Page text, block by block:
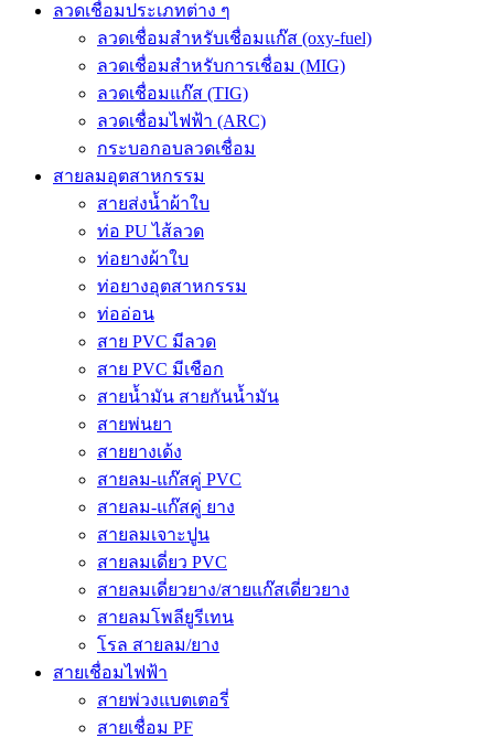
ลวดเชื่อมประเภทต่าง ๆ
ลวดเชื่อมสำหรับเชื่อมแก๊ส (oxy-fuel)
ลวดเชื่อมสำหรับการเชื่อม (MIG)
ลวดเชื่อมแก๊ส (TIG)
ลวดเชื่อมไฟฟ้า (ARC)
กระบอกอบลวดเชื่อม
สายลมอุตสาหกรรม
สายส่งน้ำผ้าใบ
ท่อ PU ไส้ลวด
ท่อยางผ้าใบ
ท่อยางอุตสาหกรรม
ท่ออ่อน
สาย PVC มีลวด
สาย PVC มีเชือก
สายน้ำมัน สายกันน้ำมัน
สายพ่นยา
สายยางเด้ง
สายลม-แก๊สคู่ PVC
สายลม-แก๊สคู่ ยาง
สายลมเจาะปูน
สายลมเดี่ยว PVC
สายลมเดี่ยวยาง/สายแก๊สเดี่ยวยาง
สายลมโพลียูรีเทน
โรล สายลม/ยาง
สายเชื่อมไฟฟ้า
สายพ่วงแบตเตอรี่
สายเชื่อม PF